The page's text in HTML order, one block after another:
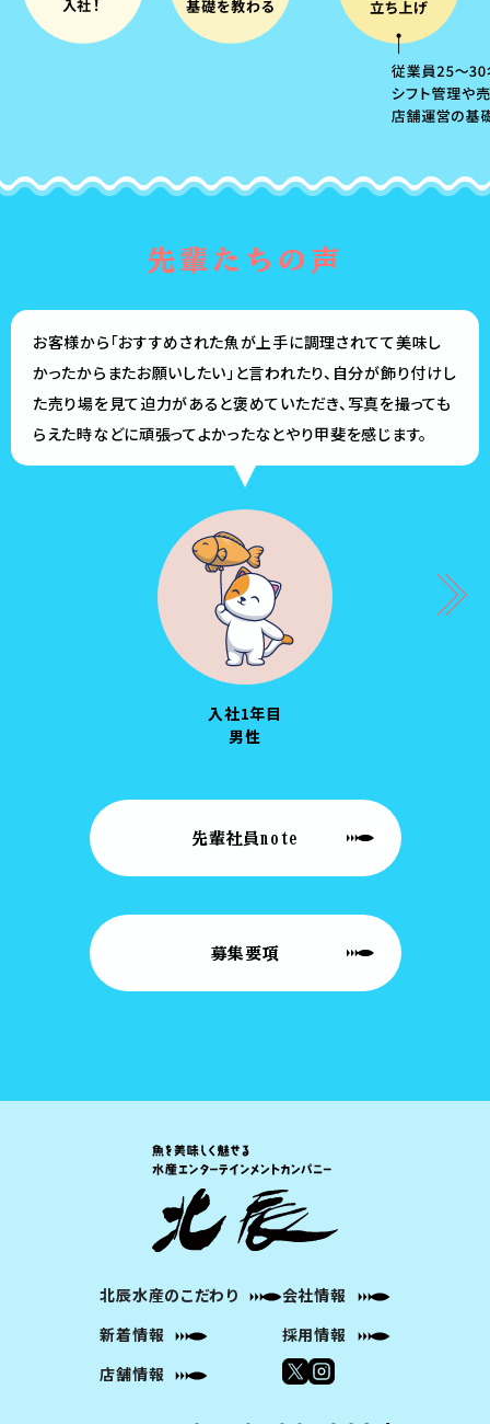
先輩たちの声
お客様から「おすすめされた魚が上手に調理されてて美味し
かったからまたお願いしたい」と言われたり、自分が飾り付けし
た売り場を見て迫力があると褒めていただき、写真を撮っても
らえた時などに頑張ってよかったなとやり甲斐を感じます。
入社1年目
男性
先輩社員note
募集要項
北辰水産のこだわり
新着情報
店舗情報
会社情報
採用情報